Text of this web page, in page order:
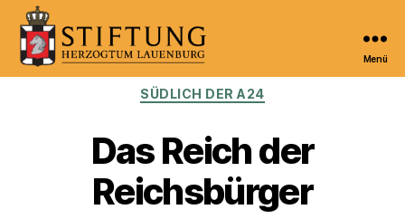
Kulturportal
Menü
Kategorien
SÜDLICH DER A24
Das Reich der
Reichsbürger